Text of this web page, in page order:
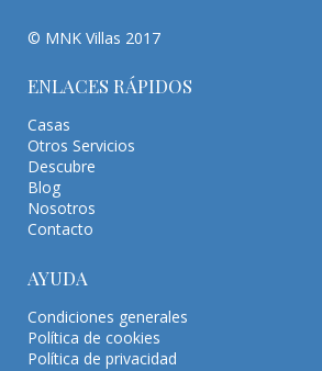
© MNK Villas 2017
ENLACES RÁPIDOS
Casas
Otros Servicios
Descubre
Blog
Nosotros
Contacto
AYUDA
Condiciones generales
Política de cookies
Política de privacidad